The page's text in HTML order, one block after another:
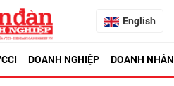
English
DOANH NGHIỆP DOANH NHÂN